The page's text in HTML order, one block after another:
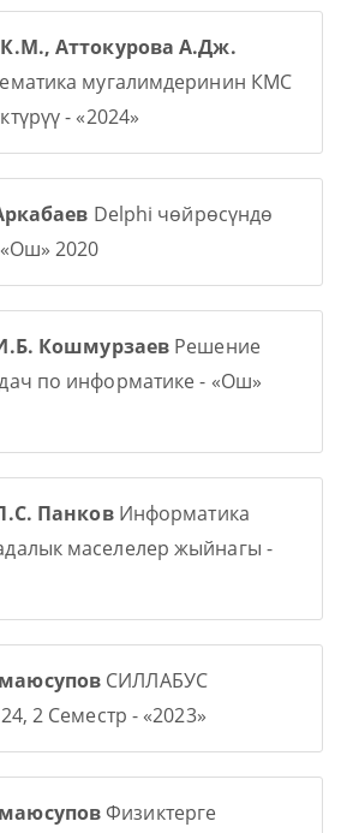
Аттокурова А.Дж.
мугалимдеринин КМС
- «2024»
Delphi чөйрөсүндө
2020
Кошмурзаев Решение
по информатике - «Ош»
ПанковИнформатика
маселелер жыйнагы -
СИЛЛАБУС
2 Семестр - «2023»
Физиктерге